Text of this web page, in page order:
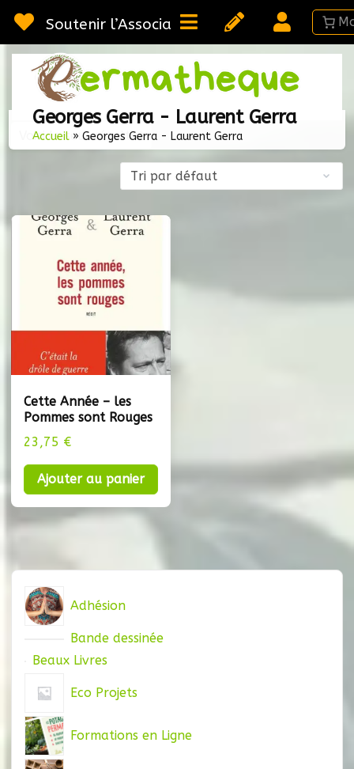
au
contenu
Soutenir l’Association
Georges Gerra - Laurent Gerra
Accueil »Georges Gerra - Laurent Gerra
Adhésion
Bande dessinée
Beaux Livres
Eco Projets
Formations en Ligne
Voici le seul résultat
Cette Année – les
Pommes sont Rouges
23,75 €
Ajouter au panier